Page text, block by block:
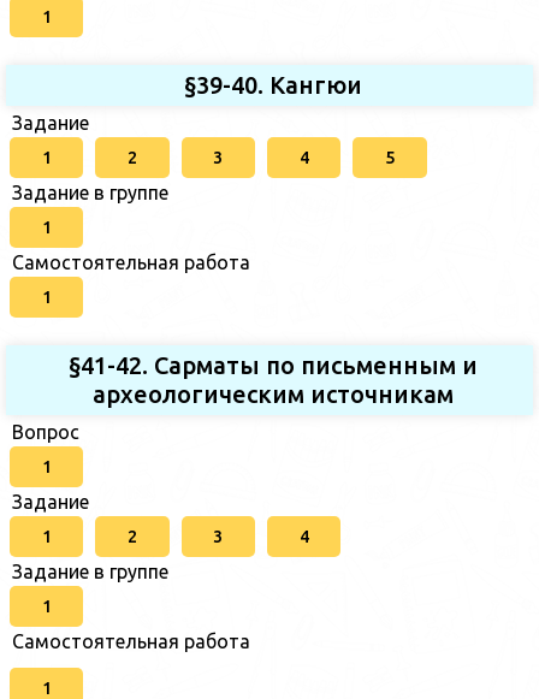
1
§39-40. Кангюи
Задание
1 2 3 4 5
Задание в группе
1
Самостоятельная работа
1
§41-42. Сарматы по письменным и
археологическим источникам
Вопрос
1
Задание
1 2 3 4
Задание в группе
1
Самостоятельная работа
1